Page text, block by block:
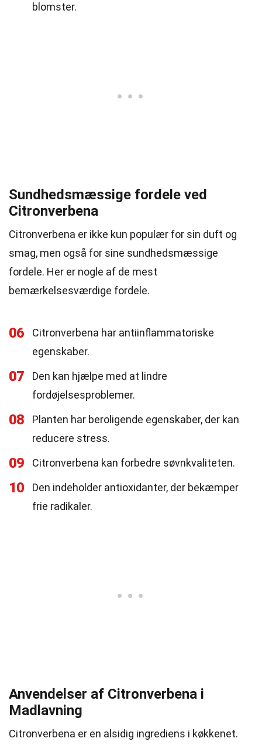
blomster.
Sundhedsmæssige fordele ved
Citronverbena
Citronverbena er ikke kun populær for sin duft og
smag, men også for sine sundhedsmæssige
fordele. Her er nogle af de mest
bemærkelsesværdige fordele.
06
Citronverbena har antiinflammatoriske
egenskaber.
07
Den kan hjælpe med at lindre
fordøjelsesproblemer.
08
Planten har beroligende egenskaber, der kan
reducere stress.
09 Citronverbena kan forbedre søvnkvaliteten.
10
Den indeholder antioxidanter, der bekæmper
frie radikaler.
Anvendelser af Citronverbena i
Madlavning
Citronverbena er en alsidig ingrediens i køkkenet.